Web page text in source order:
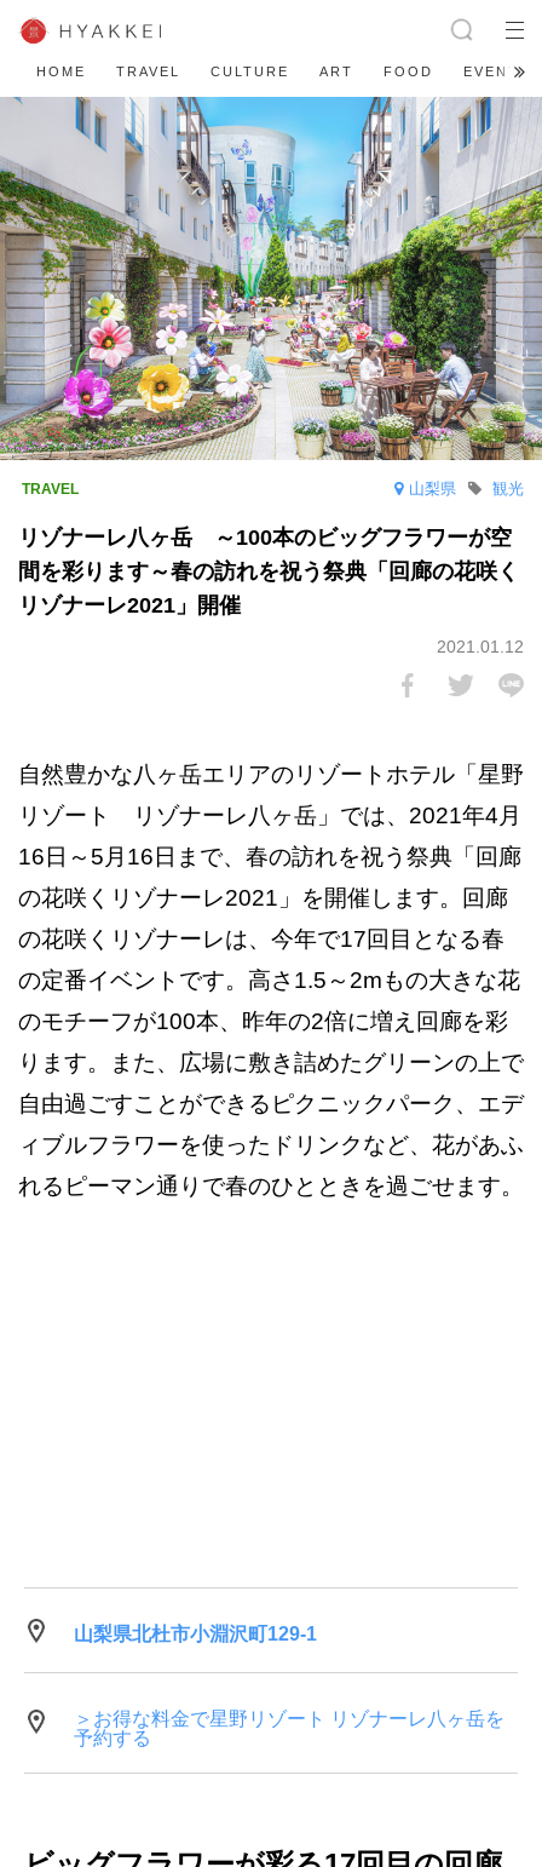
HOME TRAVEL CULTURE ART FOOD EVENT
山梨県 観光
リゾナーレ八ヶ岳 ～100本のビッグフラワーが空
間を彩ります～春の訪れを祝う祭典「回廊の花咲く
リゾナーレ2021」開催
2021.01.12
自然豊かな八ヶ岳エリアのリゾートホテル「星野
リゾート リゾナーレ八ヶ岳」では、2021年4月
16日～5月16日まで、春の訪れを祝う祭典「回廊
の花咲くリゾナーレ2021」を開催します。回廊
の花咲くリゾナーレは、今年で17回目となる春
の定番イベントです。高さ1.5～2mもの大きな花
のモチーフが100本、昨年の2倍に増え回廊を彩
ります。また、広場に敷き詰めたグリーンの上で
自由過ごすことができるピクニックパーク、エデ
ィブルフラワーを使ったドリンクなど、花があふ
れるピーマン通りで春のひとときを過ごせます。
山梨県北杜市小淵沢町129-1
＞お得な料金で星野リゾート リゾナーレ八ヶ岳を
予約する